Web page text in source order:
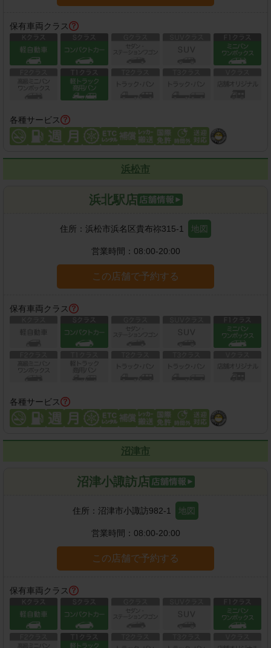
保有車両クラス
各種サービス
浜松市
浜北駅店
住所： 浜松市浜名区貴布祢315-1 地図
営業時間： 08:00-20:00
この店舗で予約する
保有車両クラス
各種サービス
沼津市
沼津小諏訪店
住所： 沼津市小諏訪982-1 地図
営業時間： 08:00-20:00
この店舗で予約する
保有車両クラス